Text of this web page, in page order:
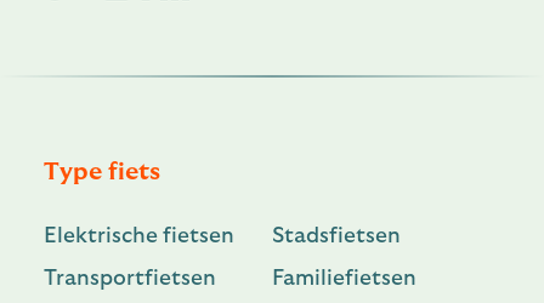
Type fiets
Elektrische fietsen
Stadsfietsen
Transportfietsen
Familiefietsen